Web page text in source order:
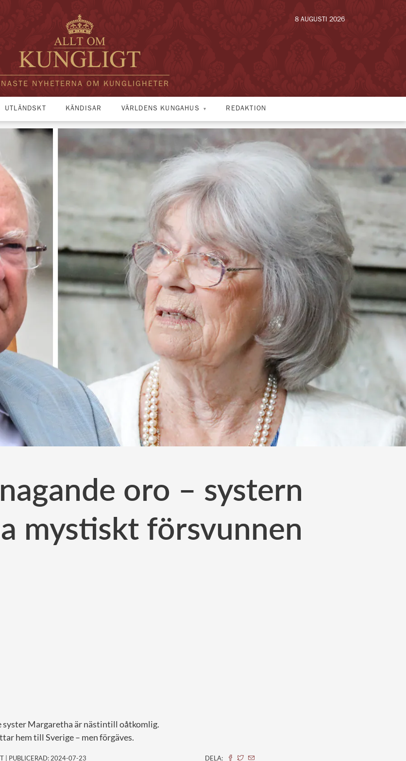
NYHETERNA OM KUNGLIGHETER
8 AUGUSTI 2026
UTLÄNDSKT KÄNDISAR VÄRLDENS KUNGAHUS REDAKTION
oro – systern
mystiskt försvunnen
syster Margaretha är nästintill oåtkomlig.
hem till Sverige – men förgäves.
| PUBLICERAD: 2024-07-23 DELA: